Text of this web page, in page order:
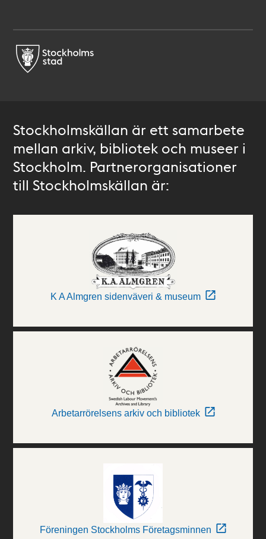
Stockholmskällan är ett samarbete
mellan arkiv, bibliotek och museer i
Stockholm. Partnerorganisationer
till Stockholmskällan är:
K A Almgren sidenväveri & museum
Arbetarrörelsens arkiv och bibliotek
Föreningen Stockholms Företagsminnen